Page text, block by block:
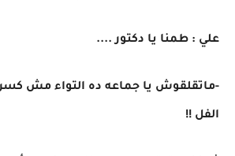
علي : طمنا يا دكتور ....
-ماتقلقوش يا جماعه ده التواء مش
الفل !!